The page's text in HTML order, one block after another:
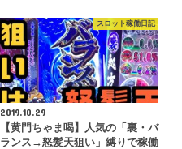
スロット稼働日記
2019.10.29
【黄門ちゃま喝】人気の「裏・バ
ランス→怒髪天狙い」縛りで稼働